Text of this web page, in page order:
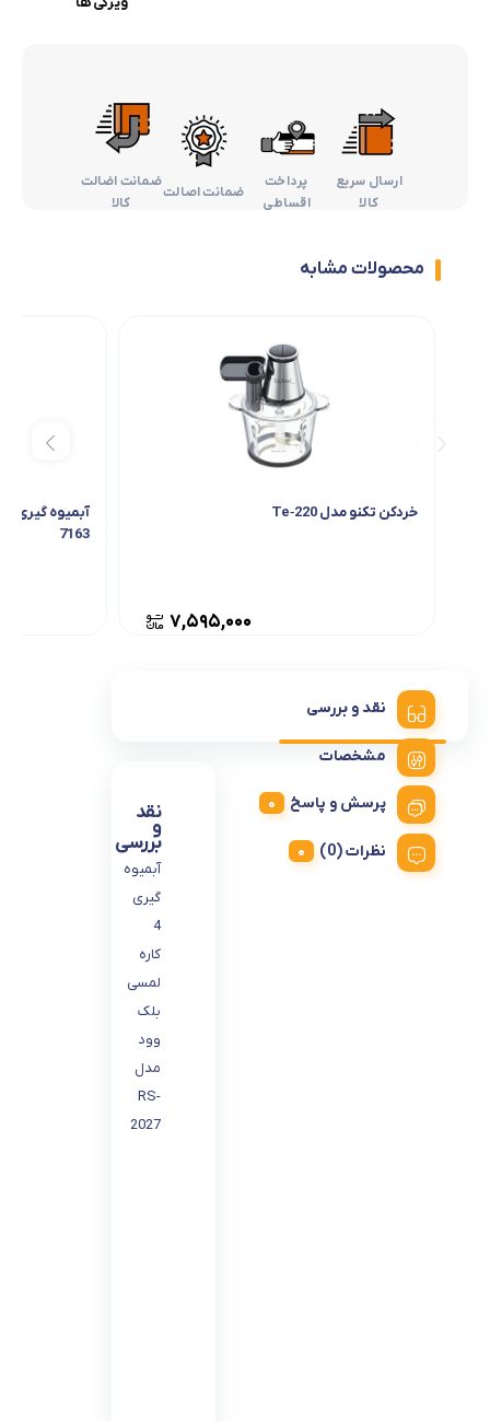
ارسال سریع
کالا
پرداخت
اقساطی
ضمانت اصالت
ضمانت اضالت
کالا
محصولات مشابه
خردکن تکنو مدل Te‑220
۷,۵۹۵,۰۰۰
7163
نقد و بررسی
مشخصات
پرسش و پاسخ
نظرات (0)
نقد
و
بررسی
آبمیوه
گیری
4
کاره
لمسی
بلک
وود
مدل
RS-
2027